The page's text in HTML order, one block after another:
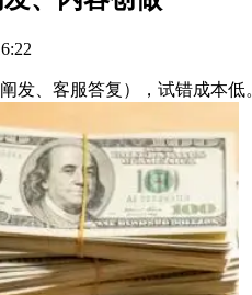
客服答复），试错成本低